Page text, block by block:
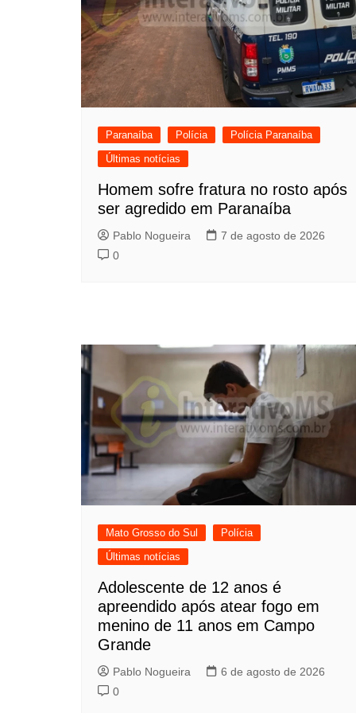
Paranaíba Polícia
Polícia Paranaíba
Últimas notícias
Homem sofre fratura no rosto após
ser agredido em Paranaíba
Pablo Nogueira
7 de agosto de 2026
0
Mato Grosso do Sul
Polícia
Últimas notícias
Adolescente de 12 anos é
apreendido após atear fogo em
menino de 11 anos em Campo
Grande
Pablo Nogueira
6 de agosto de 2026
0